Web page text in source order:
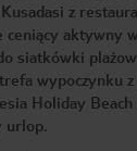
z
ceniący aktywny
siatkówki
wypoczynku
Holiday Beach
urlop.